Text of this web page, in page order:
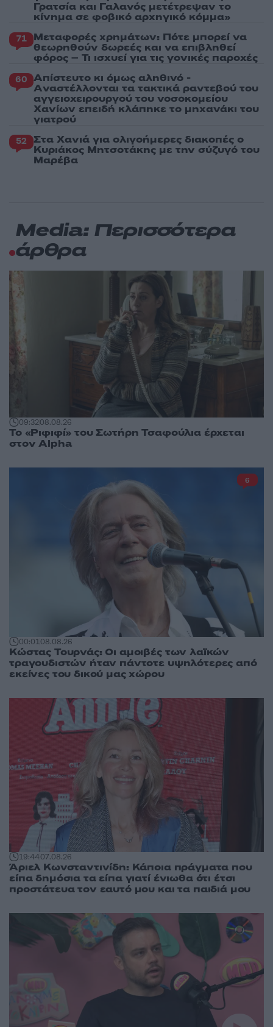
Γρατσία και Γαλανός μετέτρεψαν το
κίνημα σε φοβικό αρχηγικό κόμμα»
71 Μεταφορές χρημάτων: Πότε μπορεί να
θεωρηθούν δωρεές και να επιβληθεί
φόρος – Τι ισχυεί για τις γονικές παροχές
60 Απίστευτο κι όμως αληθινό -
Aναστέλλονται τα τακτικά ραντεβού του
αγγειοχειρουργού του νοσοκομείου
Χανίων επειδή κλάπηκε το μηχανάκι του
γιατρού
52 Στα Χανιά για ολιγοήμερες διακοπές ο
Κυριάκος Μητσοτάκης με την σύζυγό του
Μαρέβα
Media: Περισσότερα
άρθρα
09:3208.08.26
Το «Ριφιφί» του Σωτήρη Τσαφούλια έρχεται
στον Alpha
00:0108.08.26
Κώστας Τουρνάς: Οι αμοιβές των λαϊκών
τραγουδιστών ήταν πάντοτε υψηλότερες από
εκείνες του δικού μας χώρου
6
19:4407.08.26
Άριελ Κωνσταντινίδη: Κάποια πράγματα που
είπα δημόσια τα είπα γιατί ένιωθα ότι έτσι
προστάτευα τον εαυτό μου και τα παιδιά μου